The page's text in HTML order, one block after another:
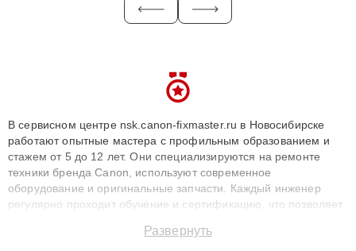
В сервисном центре nsk.canon-fixmaster.ru в Новосибирске
работают опытные мастера с профильным образованием и
стажем от 5 до 12 лет. Они специализируются на ремонте
техники бренда Canon, используют современное
оборудование и оригинальные запчасти. Каждый инженер
регулярно проходит обучение и сертификацию, что позволяет
технику с сохранением гарантии до 3 лет. Наши мастера
Развернуть